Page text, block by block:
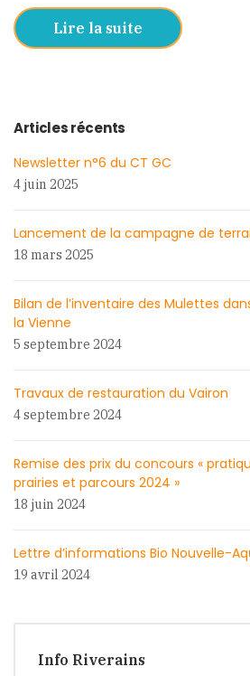
Lire la suite
Articles récents
Newsletter n°6 du CT GC
4 juin 2025
Lancement de la campagne de
18 mars 2025
Bilan de l’inventaire des Mulettes
la Vienne
5 septembre 2024
Travaux de restauration du Vairon
4 septembre 2024
Remise des prix du concours «
prairies et parcours 2024 »
18 juin 2024
Lettre d’informations Bio Nouvelle-
19 avril 2024
Info Riverains